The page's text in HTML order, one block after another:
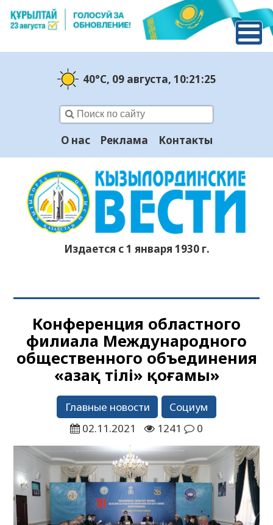
40°C, 09 августа, 10:21:26
О нас Реклама Контакты
Издается с 1 января 1930 г.
Конференция областного
филиала Международного
общественного объединения
«Қазақ тілі» қоғамы»
Главные новости
Социум
02.11.2021
1241 0